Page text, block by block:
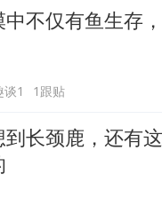
中不仅有鱼生存
1 1跟贴
到长颈鹿，还有